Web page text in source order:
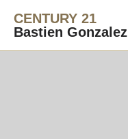
CENTURY 21
Bastien Gonzalez